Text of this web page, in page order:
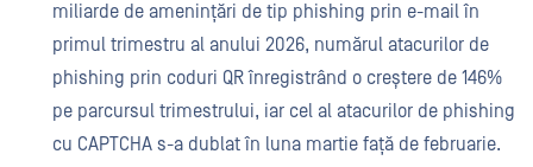
miliarde de amenințări de tip phishing prin e-mail în
primul trimestru al anului 2026, numărul atacurilor de
phishing prin coduri QR înregistrând o creștere de 146%
pe parcursul trimestrului, iar cel al atacurilor de phishing
cu CAPTCHA s-a dublat în luna martie față de februarie.